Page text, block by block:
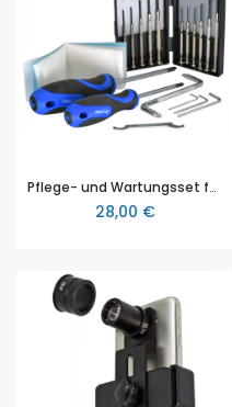
Pflege- und Wartungsset für Mikroskope
28,00 €